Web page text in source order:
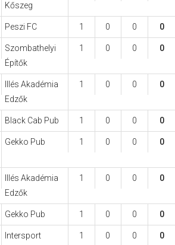
Kőszeg
Peszi FC 1 0 0 0
Szombathelyi
Építők
1 0 0 0
Illés Akadémia
Edzők
1 0 0 0
Black Cab Pub 1 0 0 0
Gekko Pub 1 0 0 0
Illés Akadémia
Edzők
1 0 0 0
Gekko Pub 1 0 0 0
Intersport
1 0 0 0